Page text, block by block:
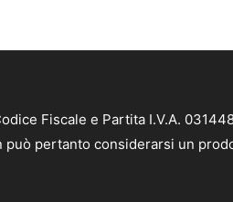
Fiscale e Partita I.V.A.
può pertanto considerarsi un